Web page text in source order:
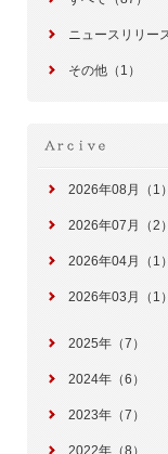
ニュースリリー
その他（1）
2026年08月（1）
2026年07月（2）
2026年04月（1）
2026年03月（1）
2025年（7）
2024年（6）
2023年（7）
2022年（8）